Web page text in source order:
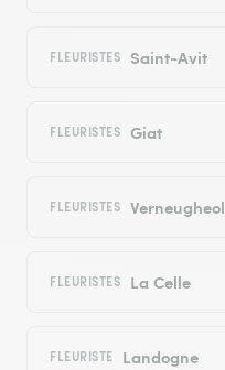
FLEURISTES Saint-Avit
FLEURISTES Giat
FLEURISTES Verneugheol
FLEURISTES La Celle
FLEURISTE Landogne